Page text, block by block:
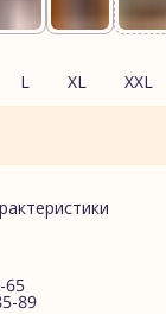
L XL XXL
89